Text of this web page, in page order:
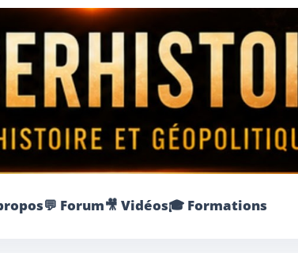
💬 Forum🎥 Vidéos🎓 Formations